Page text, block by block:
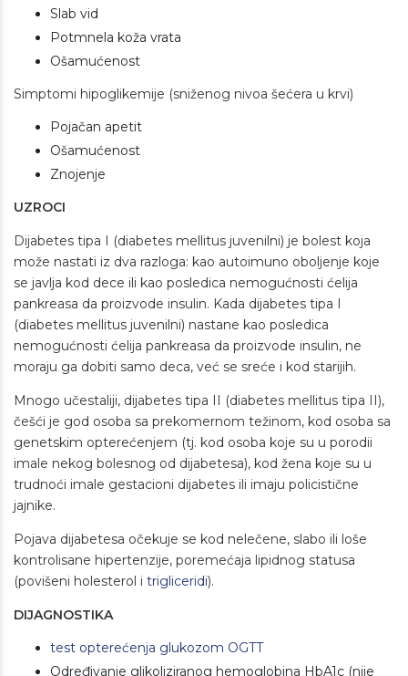
Slab vid
Potmnela koža vrata
Ošamućenost
Simptomi hipoglikemije (sniženog nivoa šećera u krvi)
Pojačan apetit
Ošamućenost
Znojenje
UZROCI
Dijabetes tipa I (diabetes mellitus juvenilni) je bolest koja
može nastati iz dva razloga: kao autoimuno oboljenje koje
se javlja kod dece ili kao posledica nemogućnosti ćelija
pankreasa da proizvode insulin. Kada dijabetes tipa I
(diabetes mellitus juvenilni) nastane kao posledica
nemogućnosti ćelija pankreasa da proizvode insulin, ne
moraju ga dobiti samo deca, već se sreće i kod starijih.
Mnogo učestaliji, dijabetes tipa II (diabetes mellitus tipa II),
češći je god osoba sa prekomernom težinom, kod osoba sa
genetskim opterećenjem (tj. kod osoba koje su u porodii
imale nekog bolesnog od dijabetesa), kod žena koje su u
trudnoći imale gestacioni dijabetes ili imaju policistične
jajnike.
Pojava dijabetesa očekuje se kod nelečene, slabo ili loše
kontrolisane hipertenzije, poremećaja lipidnog statusa
(povišeni holesterol i trigliceridi).
DIJAGNOSTIKA
test opterećenja glukozom OGTT
Određivanje glikoliziranog hemoglobina HbA1c (nije